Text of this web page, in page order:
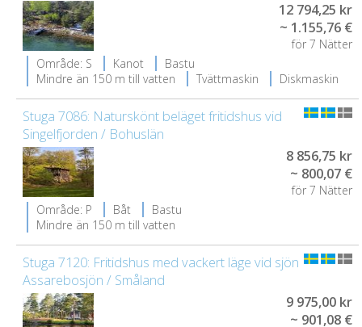
12 794,25 kr
~ 1.155,76 €
för 7 Nätter
Område: S
Kanot
Bastu
Mindre än 150 m till vatten
Tvättmaskin Diskmaskin
Stuga 7086: Naturskönt beläget fritidshus vid
Singelfjorden / Bohuslän
8 856,75 kr
~ 800,07 €
för 7 Nätter
Område: P
Båt
Bastu
Mindre än 150 m till vatten
Stuga 7120: Fritidshus med vackert läge vid sjön
Assarebosjön / Småland
9 975,00 kr
~ 901,08 €